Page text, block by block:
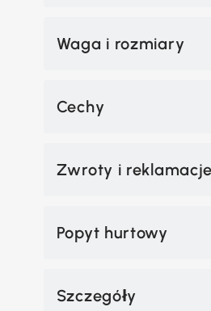
Waga i rozmiary
Cechy
Zwroty i reklamacje
Popyt hurtowy
Szczegóły